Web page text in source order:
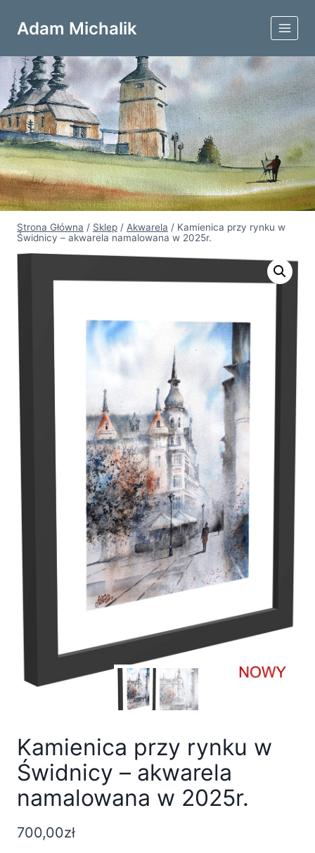
treściAdam Michalik
Strona Główna / Sklep / Akwarela / Kamienica przy rynku w
Świdnicy – akwarela namalowana w 2025r.
Kamienica przy rynku w
Świdnicy – akwarela
namalowana w 2025r.
700,00zł